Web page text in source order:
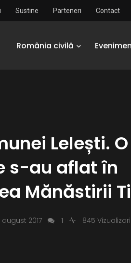
Sustine Parteneri Contact
România civilă
Lelești.
s-au aflat în
Mănăstirii
august 2017 1 845 Vizualizari